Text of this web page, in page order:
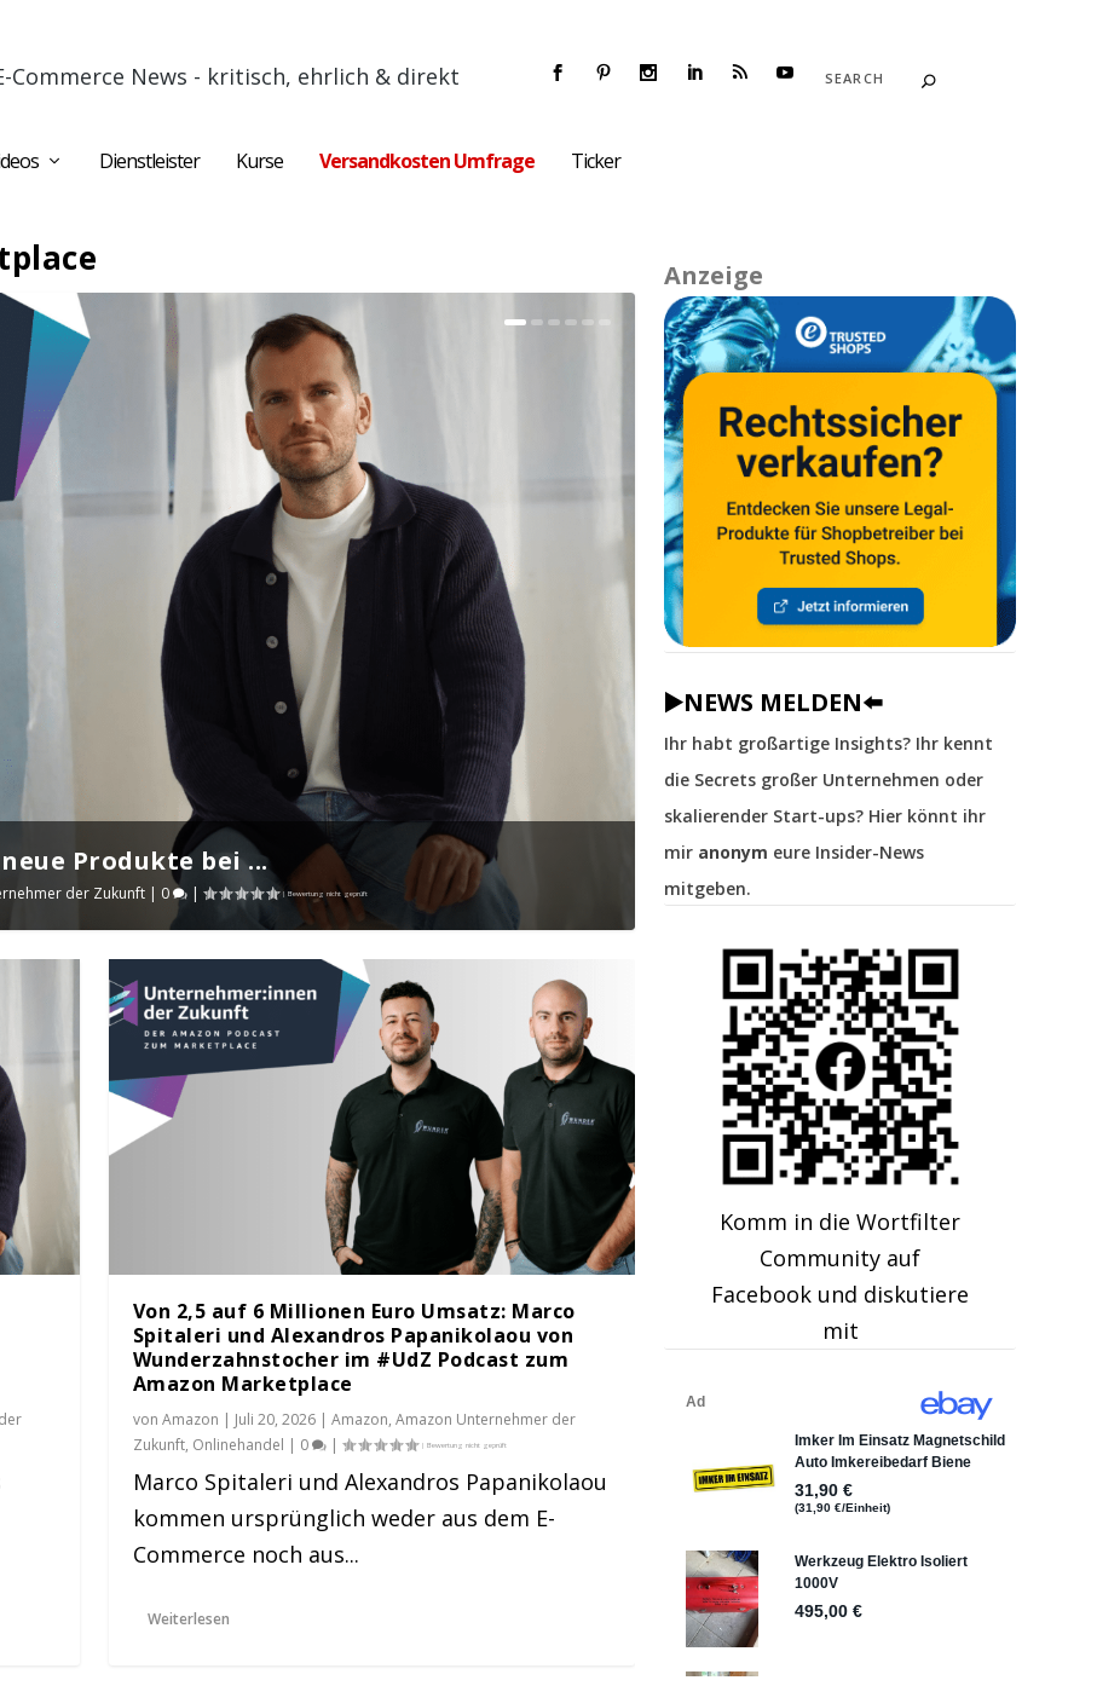
Commerce News - kritisch, ehrlich & direkt
Dienstleister Kurse Versandkosten Umfrage Ticker
Produkte bei ...
der Zukunft | 0 |
Marco Spitale...
der Zukunft,Onlinehandel |0 |
Anke Nagl...
der Zukunft |0 |
Winter vo...
der Zukunft| 0 |
lernen können:...
der Zukunft|0 |
gehört: Jan S...
der Zukunft|0 |
Von 2,5 auf 6 Millionen Euro Umsatz: Marco
Spitaleri und Alexandros Papanikolaou von
Wunderzahnstocher im #UdZ Podcast zum
Amazon Marketplace
von Amazon | Juli 20, 2026| Amazon, Amazon Unternehmer der
Zukunft, Onlinehandel | 0 |
Marco Spitaleri und Alexandros Papanikolaou
kommen ursprünglich weder aus dem E-
Commerce noch aus...
Weiterlesen
Anzeige
▶️NEWS MELDEN⬅️
Ihr habt großartige Insights? Ihr kennt
die Secrets großer Unternehmen oder
skalierender Start-ups? Hier könnt ihr
mir anonym eure Insider-News
mitgeben.
Komm in die Wortfilter
Community auf
Facebook und diskutiere
mit